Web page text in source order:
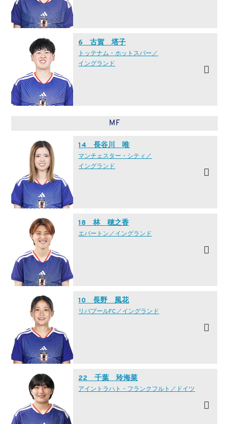
6 古賀 塔子
トッテナム・ホットスパー／
イングランド
MF
14 長谷川 唯
マンチェスター・シティ／
イングランド
18 林 穂之香
エバートン／イングランド
10 長野 風花
リバプールFC／イングランド
22 千葉 玲海菜
アイントラハト・フランクフルト／ドイツ